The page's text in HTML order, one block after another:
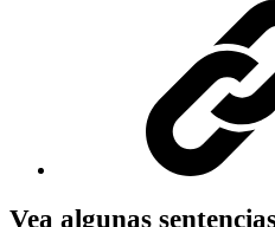
Vea algunas